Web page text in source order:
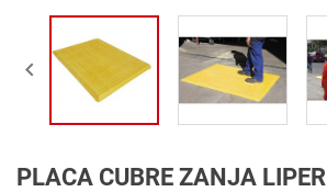

PLACA CUBRE ZANJA LIPER